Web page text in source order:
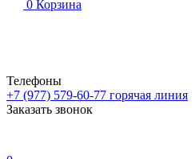
0 Корзина
Телефоны
+7 (977) 579-60-77 горячая линия
Заказать звонок